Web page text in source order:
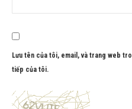
Lưu tên của tôi, email, và trang web
tiếp của tôi.